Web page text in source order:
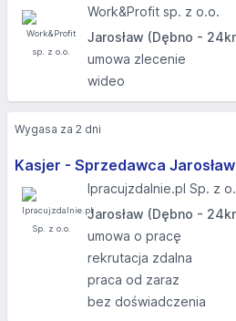
Work&Profit sp. z o.o.
Jarosław (Dębno -
umowa zlecenie
wideo
Kasjer - Sprzedawca
Ipracujzdalnie.pl Sp. z
Jarosław (Dębno -
umowa o pracę
rekrutacja zdalna
praca od zaraz
bez doświadczenia
Wygasa za 2 dni